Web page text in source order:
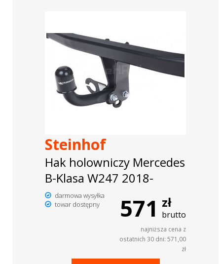
Steinhof
Hak holowniczy Mercedes
B-Klasa W247 2018-
darmowa wysyłka
towar dostępny
571 zł
brutto
najniższa cena z
ostatnich 30 dni: 571,00
zł